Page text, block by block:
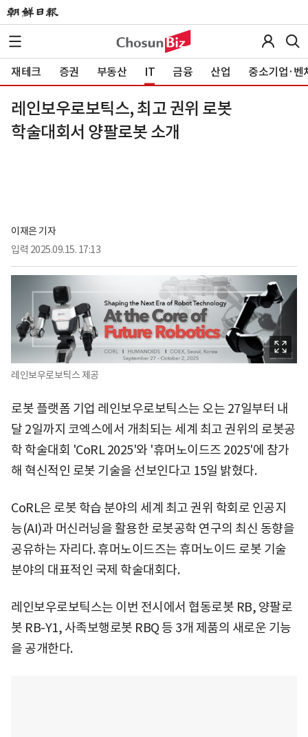
재테크 증권 부동산 IT 금융 산업 중소기업·벤
레인보우로보틱스, 최고 권위 로봇
학술대회서 양팔로봇 소개
이재은 기자
입력 2025.09.15. 17:13
레인보우로보틱스 제공
로봇 플랫폼 기업 레인보우로보틱스는 오는 27일부터 내
달 2일까지 코엑스에서 개최되는 세계 최고 권위의 로봇공
학 학술대회 'CoRL 2025'와 '휴머노이드즈 2025'에 참가
해 혁신적인 로봇 기술을 선보인다고 15일 밝혔다.
CoRL은 로봇 학습 분야의 세계 최고 권위 학회로 인공지
능(AI)과 머신러닝을 활용한 로봇공학 연구의 최신 동향을
공유하는 자리다. 휴머노이드즈는 휴머노이드 로봇 기술
분야의 대표적인 국제 학술대회다.
레인보우로보틱스는 이번 전시에서 협동로봇 RB, 양팔로
봇 RB-Y1, 사족보행로봇 RBQ 등 3개 제품의 새로운 기능
을 공개한다.